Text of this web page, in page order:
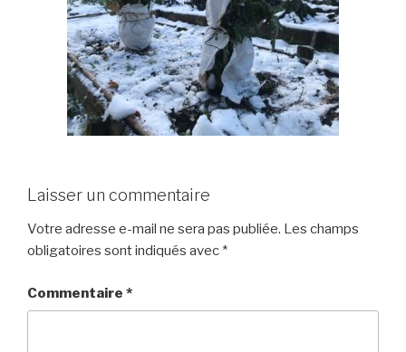
Laisser un commentaire
Votre adresse e-mail ne sera pas publiée. Les champs
obligatoires sont indiqués avec *
Commentaire *